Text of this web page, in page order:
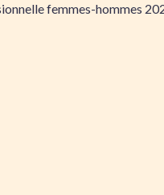
femmes-hommes